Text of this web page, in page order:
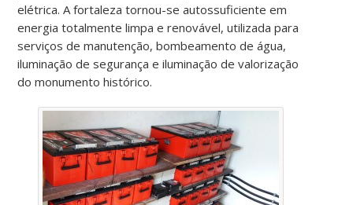
elétrica. A fortaleza tornou-se autossuficiente em
energia totalmente limpa e renovável, utilizada para
serviços de manutenção, bombeamento de água,
iluminação de segurança e iluminação de valorização
do monumento histórico.